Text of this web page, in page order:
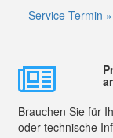
Service Termin »
Brauchen Sie für
oder technische